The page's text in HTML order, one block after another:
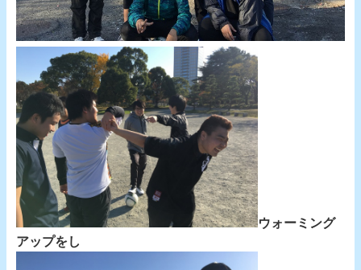
ウォーミング
アップをし